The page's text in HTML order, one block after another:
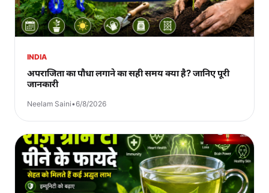
INDIA
अपराजिता का पौधा लगाने का सही समय क्या है? जानिए पूरी
जानकारी
Neelam Saini•6/8/2026